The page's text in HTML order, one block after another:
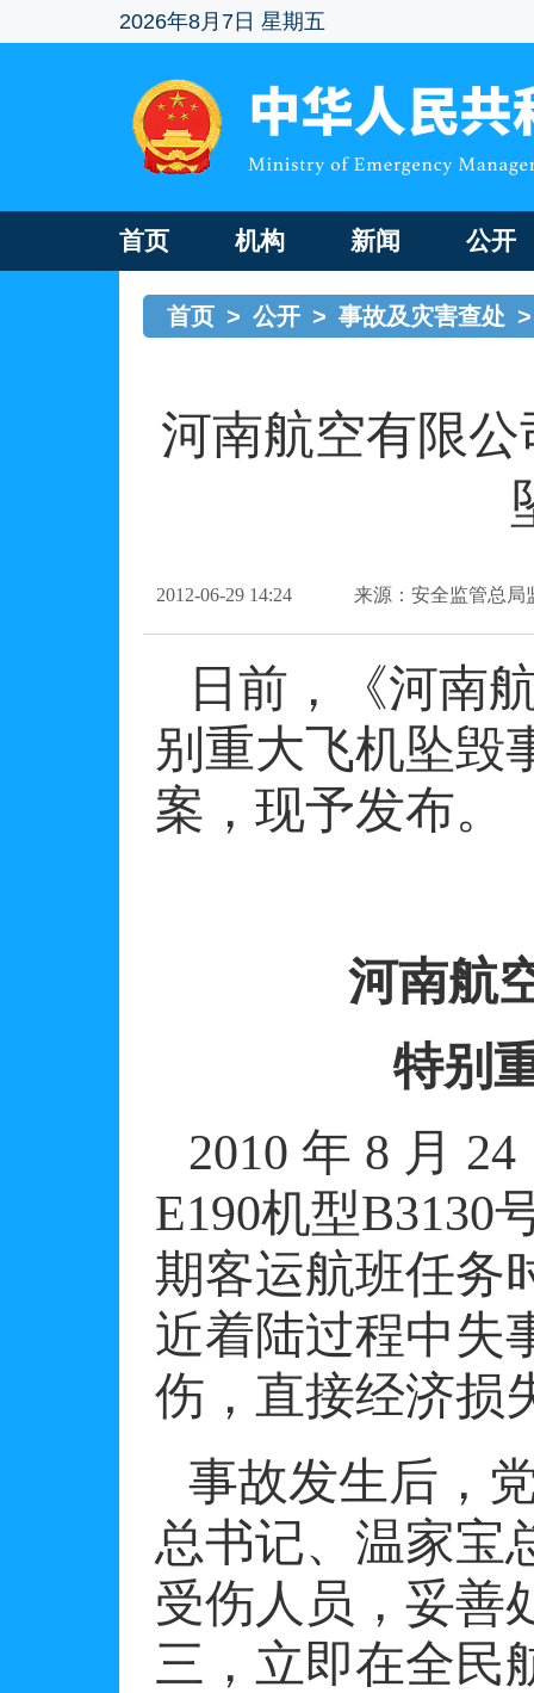
2026年8月7日 星期五
首页 机构 新闻 公开
首页 > 公开 > 事故及灾害查处 >
河南航空有限公
2012-06-29 14:24 来源：安全监管总局
日前，《河南
别重大飞机坠毁
案，现予发布。
河南航
特别
2010 年 8 月 24
E190机型B3130
期客运航班任务
近着陆过程中失
伤，直接经济损
事故发生后，
总书记、温家宝
受伤人员，妥善
三，立即在全民